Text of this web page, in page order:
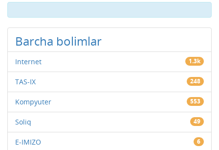
Barcha bolimlar
Internet 1.3k
TAS-IX 248
Kompyuter 553
Soliq 49
E-IMIZO 6